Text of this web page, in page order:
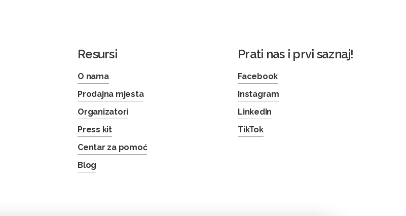
Resursi
O nama
Prodajna mjesta
Organizatori
Press kit
Centar za pomoć
Blog
Prati nas i prvi saznaj!
Facebook
Instagram
LinkedIn
TikTok